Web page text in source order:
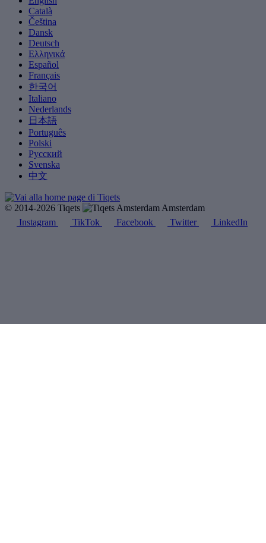
Català
Čeština
Dansk
Deutsch
Ελληνικά
Español
Français
한국어
Italiano
Nederlands
日本語
Português
Polski
Русский
Svenska
中文
© 2014-2026 Tiqets
Amsterdam
Instagram
TikTok Facebook Twitter LinkedIn